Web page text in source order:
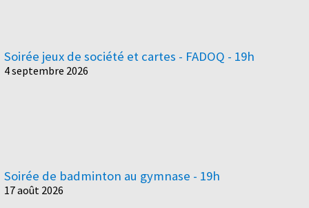
Soirée jeux de société et cartes - FADOQ - 19h
4 septembre 2026
Soirée de badminton au gymnase - 19h
17 août 2026